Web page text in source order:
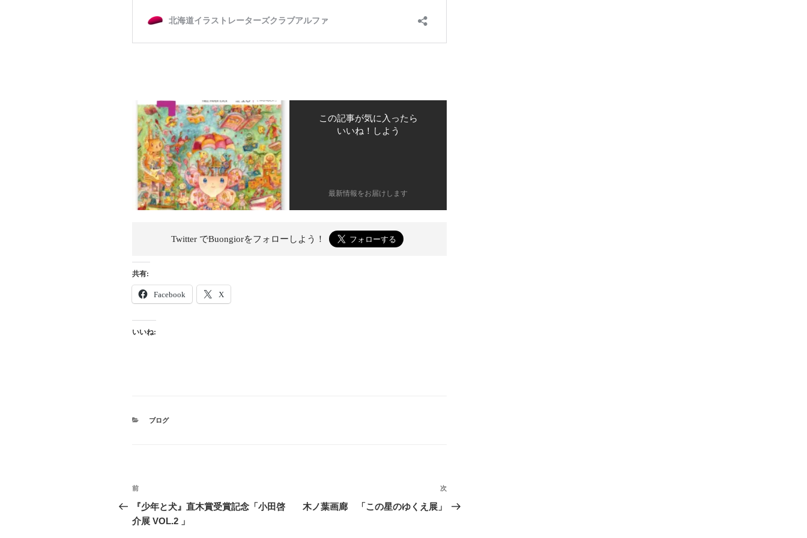
この記事が気に入ったら
いいね！しよう
最新情報をお届けします
Twitter でBuongiorをフォローしよう！
共有:
Facebook X
いいね:
カ
ブログ
投
稿
ナ
前
の
投
前
『少年と犬』直木賞受賞記念「小田啓
介展 VOL.2 」
次
の
次
木ノ葉画廊 「この星のゆくえ展」